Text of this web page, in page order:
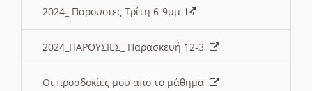
2024_ Παρουσιες Τρίτη 6-9μμ
2024_ΠΑΡΟΥΣΙΕΣ_ Παρασκευή 12-3
Οι προσδοκίες μου απο το μάθημα